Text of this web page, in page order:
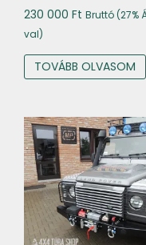
230 000 Ft Bruttó (27%
val)
TOVÁBB OLVASOM